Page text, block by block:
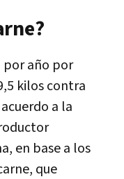
por año por
kilos contra
a la
en base a los
que